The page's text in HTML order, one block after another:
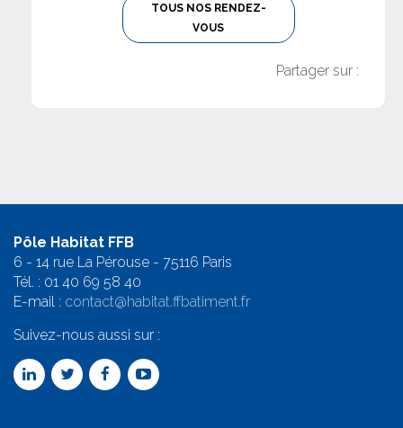
TOUS NOS RENDEZ-
VOUS
Partager sur :
Pôle Habitat FFB
6 - 14 rue La Pérouse - 75116 Paris
Tél. : 01 40 69 58 40
E-mail : contact@habitat.ffbatiment.fr
Suivez-nous aussi sur :